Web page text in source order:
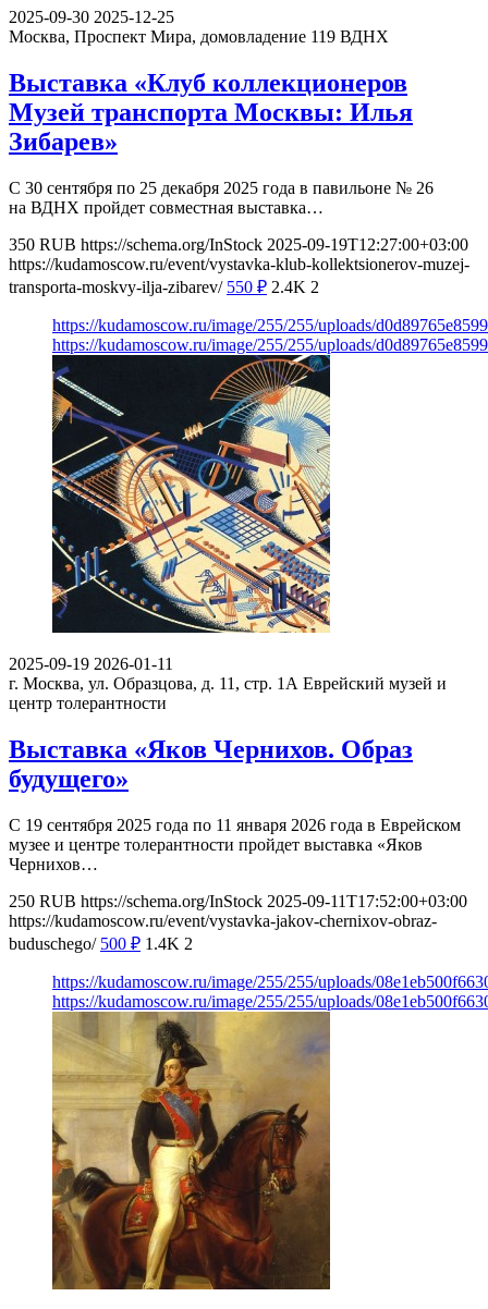
2025-09-30 2025-12-25
Москва, Проспект Мира, домовладение 119 ВДНХ
Выставка «Клуб коллекционеров
Музей транспорта Москвы: Илья
Зибарев»
С 30 сентября по 25 декабря 2025 года в павильоне № 26
на ВДНХ пройдет совместная выставка…
350 RUB https://schema.org/InStock 2025-09-19T12:27:00+03:00
https://kudamoscow.ru/event/vystavka-klub-kollektsionerov-muzej-
transporta-moskvy-ilja-zibarev/ 550 ₽ 2.4K 2
https://kudamoscow.ru/image/255/255/uploads/
https://kudamoscow.ru/image/255/255/uploads/
2025-09-19 2026-01-11
г. Москва, ул. Образцова, д. 11, стр. 1А Еврейский музей и
центр толерантности
Выставка «Яков Чернихов. Образ
будущего»
С 19 сентября 2025 года по 11 января 2026 года в Еврейском
музее и центре толерантности пройдет выставка «Яков
Чернихов…
250 RUB https://schema.org/InStock 2025-09-11T17:52:00+03:00
https://kudamoscow.ru/event/vystavka-jakov-chernixov-obraz-
buduschego/ 500 ₽ 1.4K 2
https://kudamoscow.ru/image/255/255/uploads/
https://kudamoscow.ru/image/255/255/uploads/